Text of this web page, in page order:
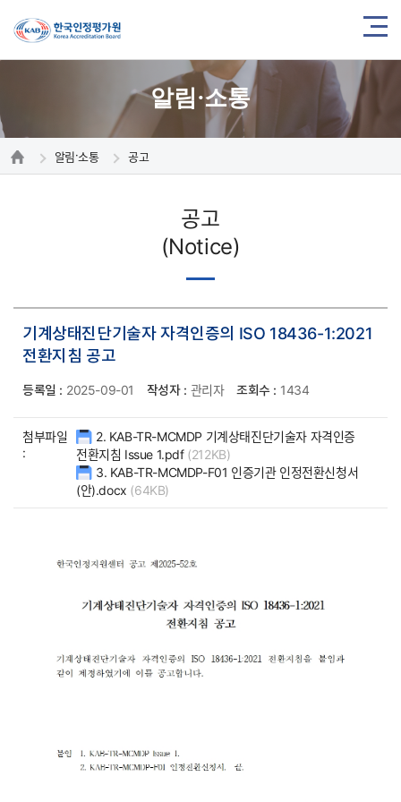
알림·소통
알림·소통 공고
공고
(Notice)
기계상태진단기술자 자격인증의 ISO 18436-1:2021
전환지침 공고
등록일 : 2025-09-01 작성자 : 관리자 조회수 : 1434
첨부파일
:
2. KAB-TR-MCMDP 기계상태진단기술자 자격인증
전환지침 Issue 1.pdf (212KB)
3. KAB-TR-MCMDP-F01 인증기관 인정전환신청서
(안).docx (64KB)